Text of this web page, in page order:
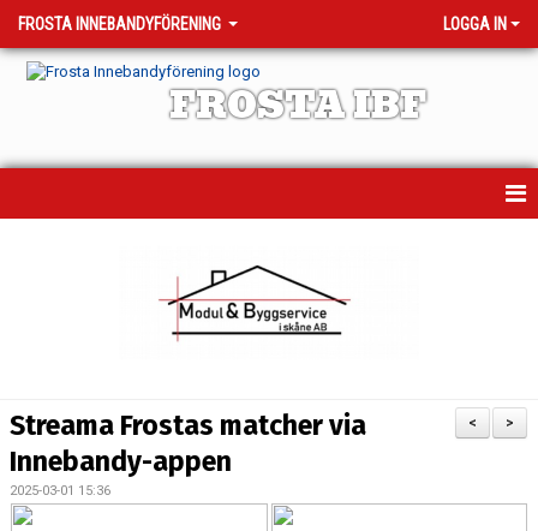
FROSTA INNEBANDYFÖRENING LOGGA IN
FROSTA IBF
OM KLUBBEN
VÅRA LAG - KONTAKTPERSONER
>
<
Streama Frostas matcher via
Innebandy-appen
2025-03-01 15:36